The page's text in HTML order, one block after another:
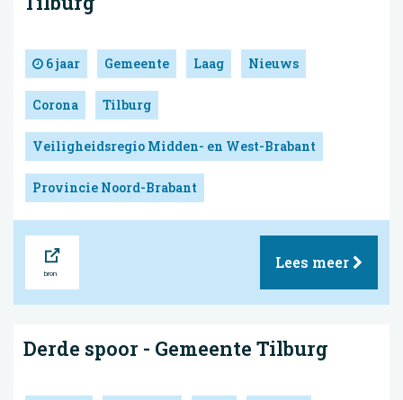
6 jaar Gemeente Laag Nieuws
Corona Tilburg
Veiligheidsregio Midden- en West-Brabant
Provincie Noord-Brabant
Lees meer
Derde spoor - Gemeente Tilburg